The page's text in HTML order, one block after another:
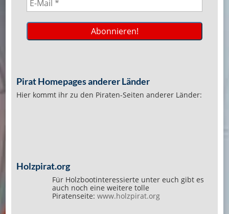
Pirat Homepages anderer Länder
Hier kommt ihr zu den Piraten-Seiten anderer Länder:
Holzpirat.org
Für Holzbootinteressierte unter euch gibt es
auch noch eine weitere tolle
Piratenseite: www.holzpirat.org